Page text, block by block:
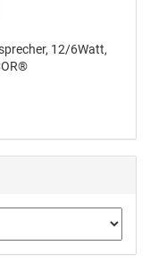
12/6Watt,